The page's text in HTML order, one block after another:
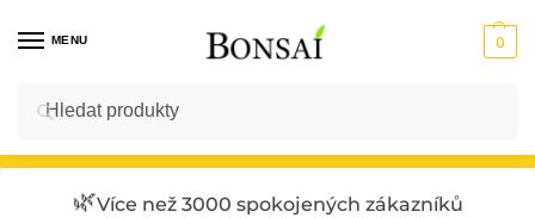
MENU 0
Vstup do E-SHOPU
🌿Více než 3000 spokojených zákazníků